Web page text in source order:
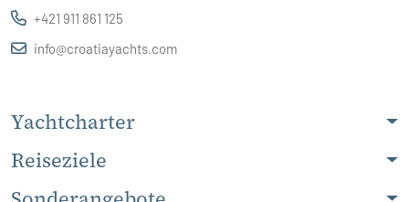
+421 911 861 125
info@croatiayachts.com
Yachtcharter
Reiseziele